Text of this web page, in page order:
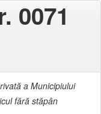
0071
a Municipiului
fără stăpân